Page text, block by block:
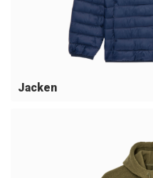
Jacken